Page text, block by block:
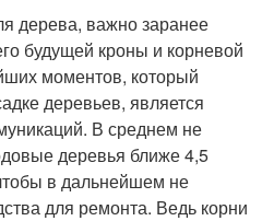
дерева, важно заранее
будущей кроны и корневой
моментов, который
деревьев, является
В среднем не
деревья ближе 4,5
в дальнейшем не
для ремонта. Ведь корни